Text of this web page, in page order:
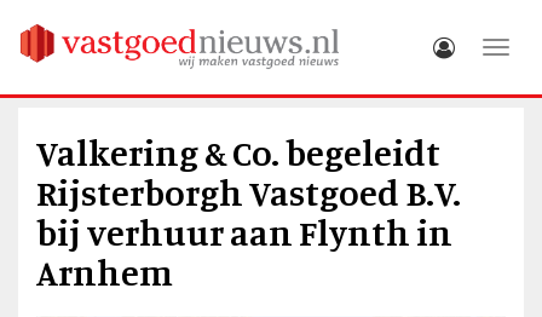
Valkering & Co. begeleidt
Rijsterborgh Vastgoed B.V.
bij verhuur aan Flynth in
Arnhem